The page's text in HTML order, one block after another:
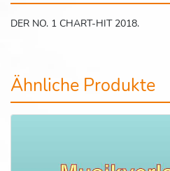
DER NO. 1 CHART-HIT 2018.
Ähnliche Produkte